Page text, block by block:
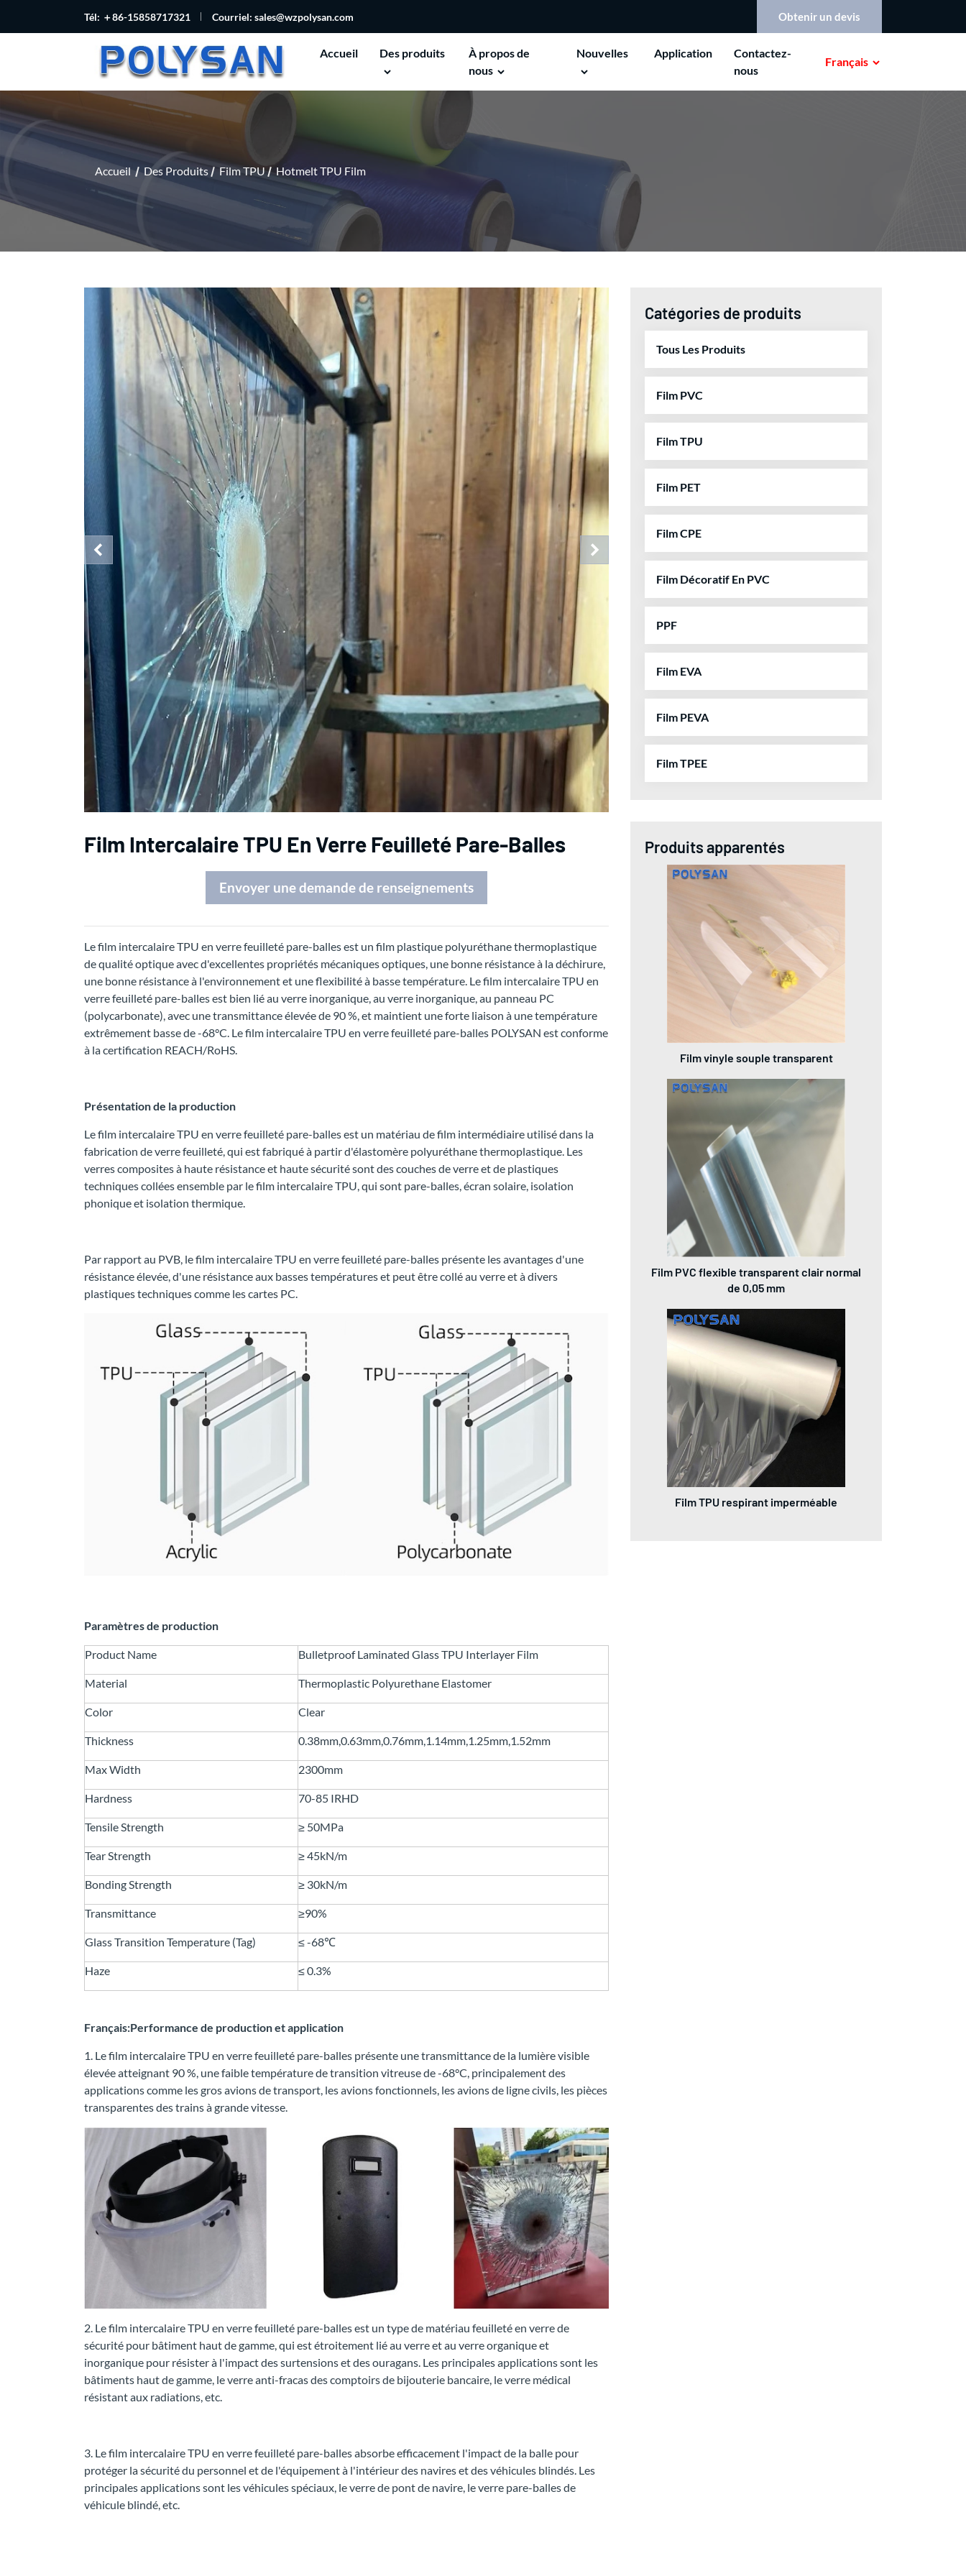
Tél: ＋86-15858717321 Courriel: sales@wzpolysan.com Obtenir un devis
Accueil Des produits
À propos de
nous
Nouvelles Application
Contactez-
nous
Français
Accueil Des Produits Film TPU Hotmelt TPU Film
Film Intercalaire TPU En Verre Feuilleté Pare-Balles
Envoyer une demande de renseignements
Le film intercalaire TPU en verre feuilleté pare-balles est un film plastique polyuréthane thermoplastique
de qualité optique avec d'excellentes propriétés mécaniques optiques, une bonne résistance à la déchirure,
une bonne résistance à l'environnement et une flexibilité à basse température. Le film intercalaire TPU en
verre feuilleté pare-balles est bien lié au verre inorganique, au verre inorganique, au panneau PC
(polycarbonate), avec une transmittance élevée de 90 %, et maintient une forte liaison à une température
extrêmement basse de -68°C. Le film intercalaire TPU en verre feuilleté pare-balles POLYSAN est conforme
à la certification REACH/RoHS.
Présentation de la production
Le film intercalaire TPU en verre feuilleté pare-balles est un matériau de film intermédiaire utilisé dans la
fabrication de verre feuilleté, qui est fabriqué à partir d'élastomère polyuréthane thermoplastique. Les
verres composites à haute résistance et haute sécurité sont des couches de verre et de plastiques
techniques collées ensemble par le film intercalaire TPU, qui sont pare-balles, écran solaire, isolation
phonique et isolation thermique.
Par rapport au PVB, le film intercalaire TPU en verre feuilleté pare-balles présente les avantages d'une
résistance élevée, d'une résistance aux basses températures et peut être collé au verre et à divers
plastiques techniques comme les cartes PC.
Paramètres de production
Product Name Bulletproof Laminated Glass TPU Interlayer Film
Material Thermoplastic Polyurethane Elastomer
Color Clear
Thickness 0.38mm,0.63mm,0.76mm,1.14mm,1.25mm,1.52mm
Max Width 2300mm
Hardness 70-85 IRHD
Tensile Strength ≥ 50MPa
Tear Strength ≥ 45kN/m
Bonding Strength ≥ 30kN/m
Transmittance ≥90%
Glass Transition Temperature (Tag) ≤ -68℃
Haze ≤ 0.3%
Français:Performance de production et application
1. Le film intercalaire TPU en verre feuilleté pare-balles présente une transmittance de la lumière visible
élevée atteignant 90 %, une faible température de transition vitreuse de -68°C, principalement des
applications comme les gros avions de transport, les avions fonctionnels, les avions de ligne civils, les pièces
transparentes des trains à grande vitesse.
2. Le film intercalaire TPU en verre feuilleté pare-balles est un type de matériau feuilleté en verre de
sécurité pour bâtiment haut de gamme, qui est étroitement lié au verre et au verre organique et
inorganique pour résister à l'impact des surtensions et des ouragans. Les principales applications sont les
bâtiments haut de gamme, le verre anti-fracas des comptoirs de bijouterie bancaire, le verre médical
résistant aux radiations, etc.
3. Le film intercalaire TPU en verre feuilleté pare-balles absorbe efficacement l'impact de la balle pour
protéger la sécurité du personnel et de l'équipement à l'intérieur des navires et des véhicules blindés. Les
principales applications sont les véhicules spéciaux, le verre de pont de navire, le verre pare-balles de
véhicule blindé, etc.
Catégories de produits
Tous Les Produits
Film PVC
Film TPU
Film PET
Film CPE
Film Décoratif En PVC
PPF
Film EVA
Film PEVA
Film TPEE
Produits apparentés
Film vinyle souple transparent
Film PVC flexible transparent clair normal
de 0,05 mm
Film TPU respirant imperméable